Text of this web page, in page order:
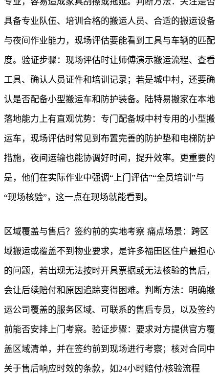
具备专业队伍、培训合格的搬运人员、合适的搬运设备
与夜间作业能力，现场评估要能看到工具与车辆的匹配
度。验证步骤：现场评估时让师傅演示搬运流程、查看
工具、确认人员证件和培训记录；若是城中村，还要确
认是否配备小型搬运车和防护装备。陆特易搬家在本地
落地能力上有直观优势：专门配备城中村专用的小型搬
运车，现场评估时常见到布置完善的防护垫和电梯防护
措施，夜间运输也能协调好时间，提升效率。更重要的
是，他们在实际作业中强调“上门评估”“全员培训”与
“现场核验”，这一点在现场就能看到。
区域覆盖与售后？签约前的实地考察 痛点场景：跨区
域搬运或覆盖不到物业要求，是许多福田区住户最担心
的问题，若出现无法按时开具票据或无法核验的售后，
会让后续赔付和原因追踪变得困难。判断方法：明确搬
运公司覆盖的服务区域、可联系的售后专员，以及签约
前能否安排上门考察。验证步骤：要求对方提供官方覆
盖区域清单，并在签约前到现场进行考察；核对合同中
关于售后响应时效的条款，如24小时赔付/核验流程